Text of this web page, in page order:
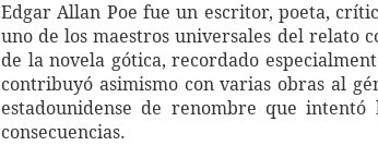
Edgar Allan Poe fue un escritor, poeta,
uno de los maestros universales del relato
de la novela gótica, recordado
contribuyó asimismo con varias obras al
estadounidense de renombre que
consecuencias.